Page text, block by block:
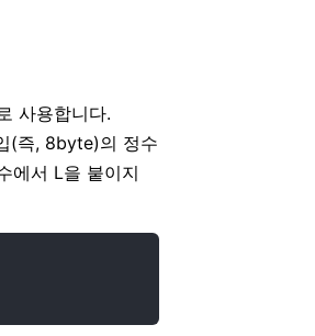
사용합니다.
(즉, 8byte)의 정수
에서 L을 붙이지